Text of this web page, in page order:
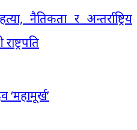
नैतिकता र अन्तर्राष्ट्रिय